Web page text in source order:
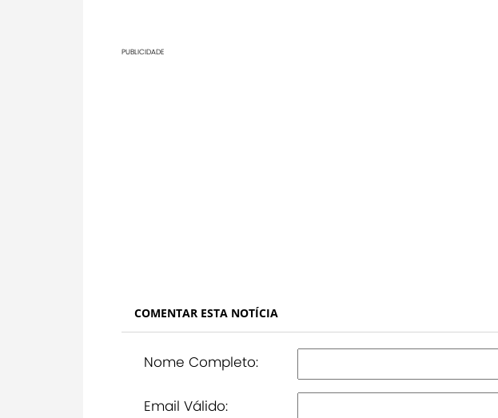
PUBLICIDADE
COMENTAR ESTA NOTÍCIA
Nome Completo:
Email Válido: